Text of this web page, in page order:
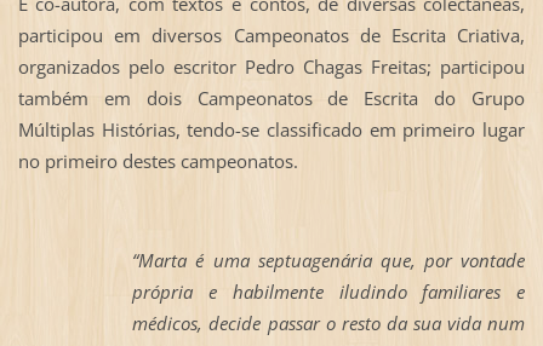
participou em diversos Campeonatos de Escrita Criativa,
organizados pelo escritor Pedro Chagas Freitas; participou
também em dois Campeonatos de Escrita do Grupo
Múltiplas Histórias, tendo-se classificado em primeiro lugar
no primeiro destes campeonatos.
“Marta é uma septuagenária que, por vontade
própria e habilmente iludindo familiares e
médicos, decide passar o resto da sua vida num